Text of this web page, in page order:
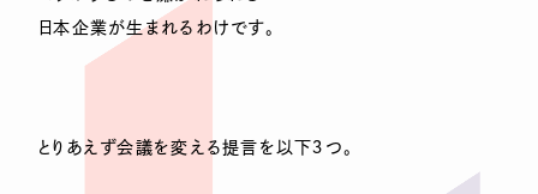
日本企業が生まれるわけです。
とりあえず会議を変える提言を以下３つ。